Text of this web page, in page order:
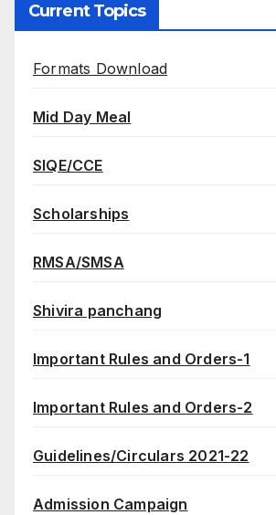
Current Topics
Formats Download
Mid Day Meal
SIQE/CCE
Scholarships
RMSA/SMSA
Shivira panchang
Important Rules and Orders-1
Important Rules and Orders-2
Guidelines/Circulars 2021-22
Admission Campaign